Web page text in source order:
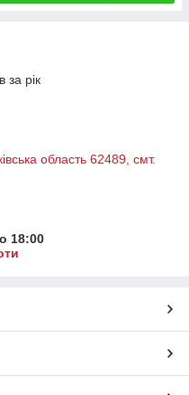
за рік
область 62489, смт.
18:00